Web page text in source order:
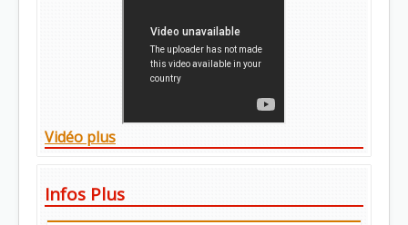
Vidéo plus
Infos Plus